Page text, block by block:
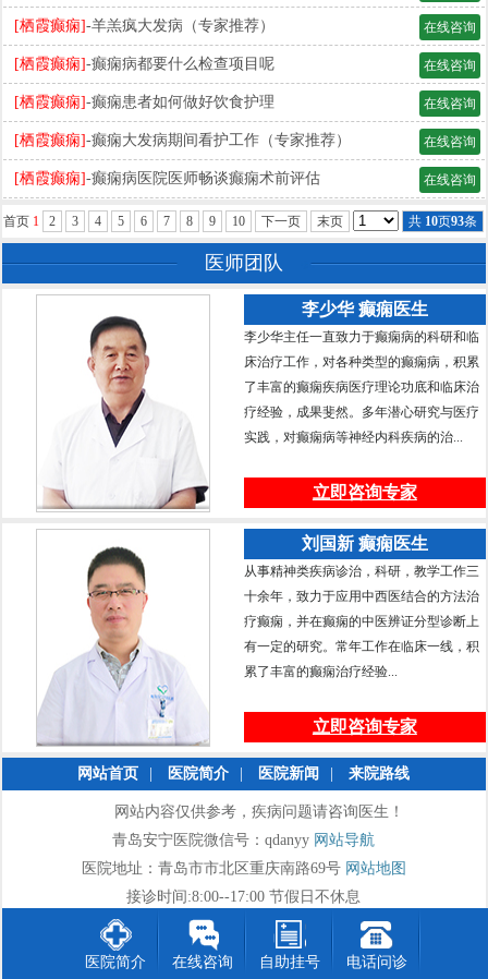
[栖霞癫痫]-羊羔疯大发病（专家推荐） 在线咨询
[栖霞癫痫]-癫痫病都要什么检查项目呢 在线咨询
[栖霞癫痫]-癫痫患者如何做好饮食护理 在线咨询
[栖霞癫痫]-癫痫大发病期间看护工作（专家推荐） 在线咨询
[栖霞癫痫]-癫痫病医院医师畅谈癫痫术前评估 在线咨询
首页 1 2 3 4 5 6 7 8 9 10 下一页 末页 共 10页93条
医师团队
李少华 癫痫医生
李少华主任一直致力于癫痫病的科研和临
床治疗工作，对各种类型的癫痫病，积累
了丰富的癫痫疾病医疗理论功底和临床治
疗经验，成果斐然。多年潜心研究与医疗
实践，对癫痫病等神经内科疾病的治...
立即咨询专家
刘国新 癫痫医生
从事精神类疾病诊治，科研，教学工作三
十余年，致力于应用中西医结合的方法治
疗癫痫，并在癫痫的中医辨证分型诊断上
有一定的研究。常年工作在临床一线，积
累了丰富的癫痫治疗经验...
立即咨询专家
网站首页 医院简介 医院新闻 来院路线
网站内容仅供参考，疾病问题请咨询医生！
青岛安宁医院微信号：qdanyy 网站导航
医院地址：青岛市市北区重庆南路69号 网站地图
接诊时间:8:00--17:00 节假日不休息
医院简介 在线咨询 自助挂号 电话问诊